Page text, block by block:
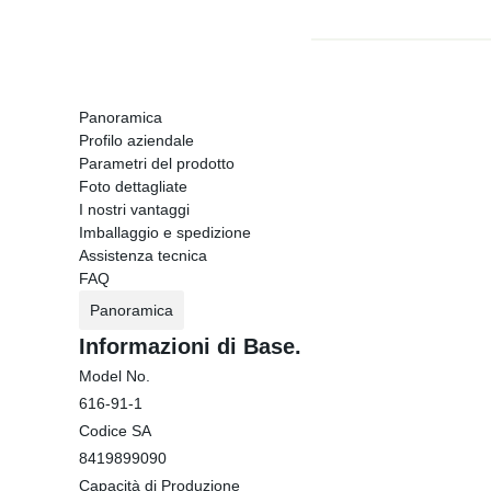
Panoramica
Profilo aziendale
Parametri del prodotto
Foto dettagliate
I nostri vantaggi
Imballaggio e spedizione
Assistenza tecnica
FAQ
Panoramica
Informazioni di Base.
Model No.
616-91-1
Codice SA
8419899090
Capacità di Produzione